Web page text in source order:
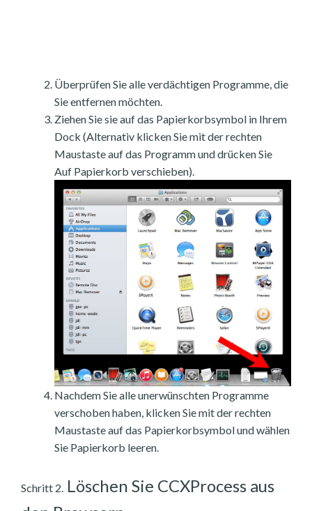
Überprüfen Sie alle verdächtigen Programme, die
Sie entfernen möchten.
Ziehen Sie sie auf das Papierkorbsymbol in Ihrem
Dock (Alternativ klicken Sie mit der rechten
Maustaste auf das Programm und drücken Sie
Auf Papierkorb verschieben).
Nachdem Sie alle unerwünschten Programme
verschoben haben, klicken Sie mit der rechten
Maustaste auf das Papierkorbsymbol und wählen
Sie Papierkorb leeren.
Schritt 2. Löschen Sie CCXProcess aus